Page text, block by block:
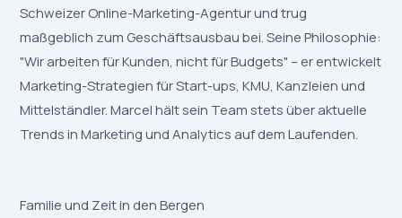
Schweizer Online-Marketing-Agentur und trug
maßgeblich zum Geschäftsausbau bei. Seine Philosophie:
"Wir arbeiten für Kunden, nicht für Budgets" – er entwickelt
Marketing-Strategien für Start-ups, KMU, Kanzleien und
Mittelständler. Marcel hält sein Team stets über aktuelle
Trends in Marketing und Analytics auf dem Laufenden.
Familie und Zeit in den Bergen